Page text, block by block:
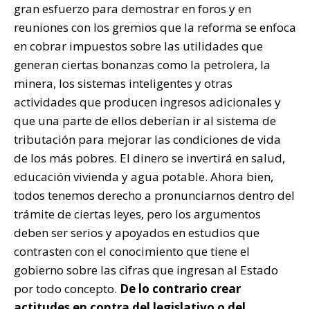
gran esfuerzo para demostrar en foros y en
reuniones con los gremios que la reforma se enfoca
en cobrar impuestos sobre las utilidades que
generan ciertas bonanzas como la petrolera, la
minera, los sistemas inteligentes y otras
actividades que producen ingresos adicionales y
que una parte de ellos deberían ir al sistema de
tributación para mejorar las condiciones de vida
de los más pobres. El dinero se invertirá en salud,
educación vivienda y agua potable. Ahora bien,
todos tenemos derecho a pronunciarnos dentro del
trámite de ciertas leyes, pero los argumentos
deben ser serios y apoyados en estudios que
contrasten con el conocimiento que tiene el
gobierno sobre las cifras que ingresan al Estado
por todo concepto. De lo contrario crear